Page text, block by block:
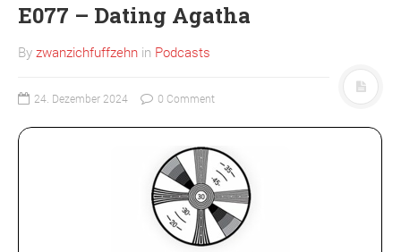
VON RECHTS WEGEN
E077 – Dating Agatha
By zwanzichfuffzehn in Podcasts
24. Dezember 2024 0 Comment